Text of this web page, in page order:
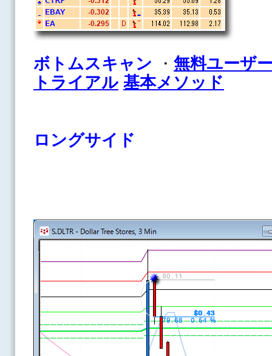
ボトムスキャン ・ 無料ユーザ
トライアル 基本メソッド
ロングサイド